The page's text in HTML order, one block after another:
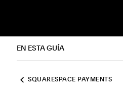
EN ESTA GUÍA
SQUARESPACE PAYMENTS